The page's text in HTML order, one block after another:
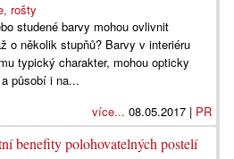
rošty
studené barvy mohou ovlivnit
o několik stupňů? Barvy v interiéru
typický charakter, mohou opticky
působí i na...
více... 08.05.2017 | PR
benefity polohovatelných postelí